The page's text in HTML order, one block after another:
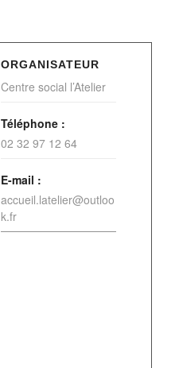
ORGANISATEUR
Centre social l’Atelier
Téléphone :
02 32 97 12 64
E-mail :
accueil.latelier@outloo
k.fr